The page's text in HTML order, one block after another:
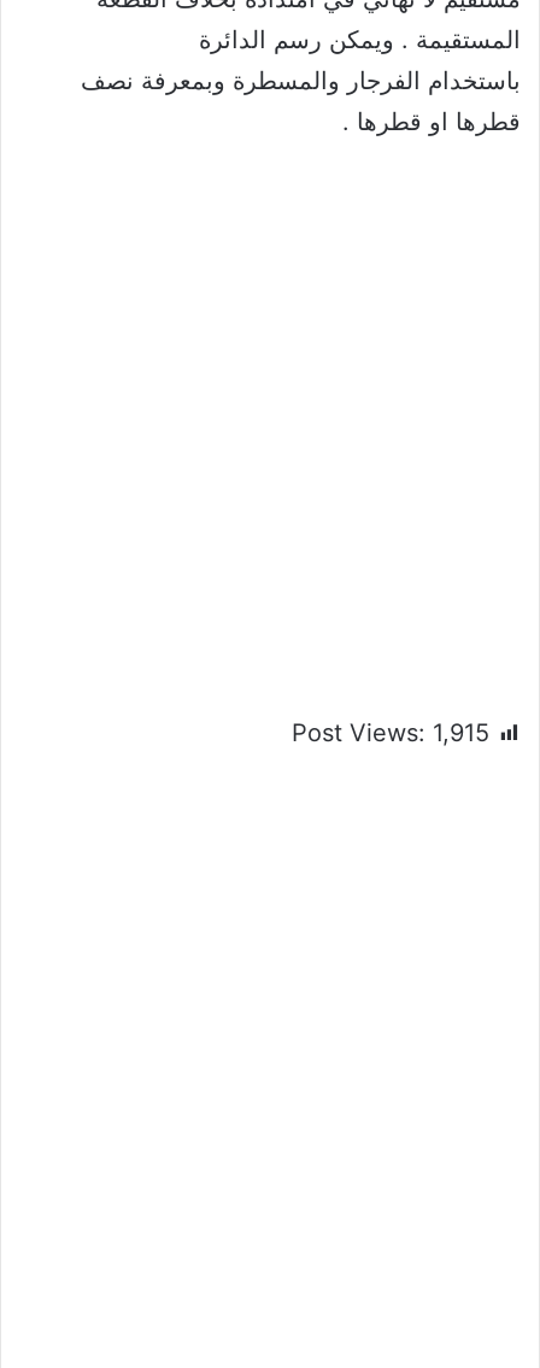
المستقيمة . ويمكن رسم الدائرة
باستخدام الفرجار والمسطرة وبمعرفة نصف
قطرها او قطرها .
Post Views: 1,915